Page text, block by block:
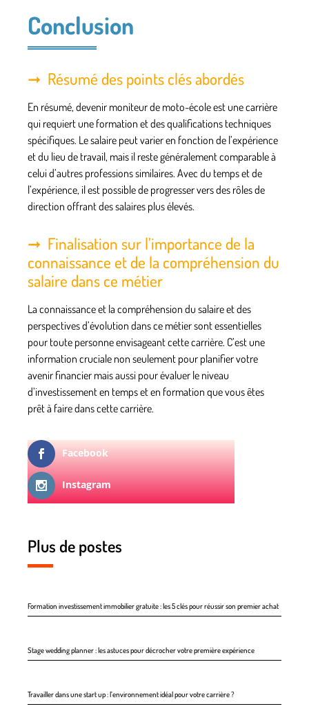
Conclusion
Résumé des points clés abordés
En résumé, devenir moniteur de moto-école est une carrière
qui requiert une formation et des qualifications techniques
spécifiques. Le salaire peut varier en fonction de l’expérience
et du lieu de travail, mais il reste généralement comparable à
celui d’autres professions similaires. Avec du temps et de
l’expérience, il est possible de progresser vers des rôles de
direction offrant des salaires plus élevés.
Finalisation sur l’importance de la
connaissance et de la compréhension du
salaire dans ce métier
La connaissance et la compréhension du salaire et des
perspectives d’évolution dans ce métier sont essentielles
pour toute personne envisageant cette carrière. C’est une
information cruciale non seulement pour planifier votre
avenir financier mais aussi pour évaluer le niveau
d’investissement en temps et en formation que vous êtes
prêt à faire dans cette carrière.
Facebook
Instagram
Plus de postes
Formation investissement immobilier gratuite : les 5 clés pour réussir son premier achat
Stage wedding planner : les astuces pour décrocher votre première expérience
Travailler dans une start up : l’environnement idéal pour votre carrière ?